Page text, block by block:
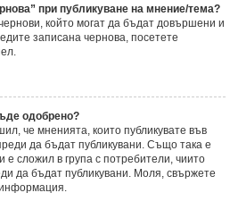
при публикуване на мнение/тема?
който могат да бъдат довършени и
записана чернова, посетете
одобрено?
че мненията, които публикувате във
да бъдат публикувани. Също така е
сложил в група с потребители, чиито
да бъдат публикувани. Моля, свържете